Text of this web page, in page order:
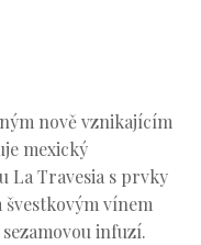
nově vznikajícím
mexický
La Travesia s prvky
vínem
infuzí.